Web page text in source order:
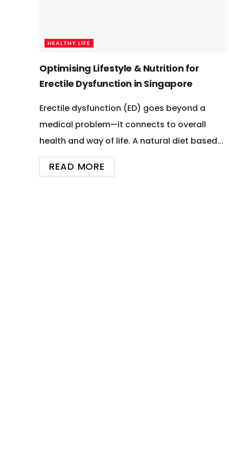
HEALTHY LIFE
Optimising Lifestyle & Nutrition for
Erectile Dysfunction in Singapore
Erectile dysfunction (ED) goes beyond a
medical problem—it connects to overall
health and way of life. A natural diet based...
READ MORE